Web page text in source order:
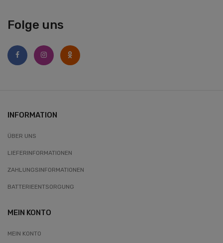
Folge uns
INFORMATION
ÜBER UNS
LIEFERINFORMATIONEN
ZAHLUNGSINFORMATIONEN
BATTERIEENTSORGUNG
MEIN KONTO
MEIN KONTO